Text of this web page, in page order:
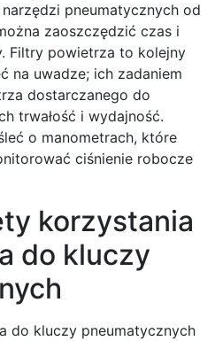
narzędzi pneumatycznych od
zaoszczędzić czas i
Filtry powietrza to kolejny
na uwadze; ich zadaniem
dostarczanego do
trwałość i wydajność.
o manometrach, które
ciśnienie robocze
korzystania
do kluczy
do kluczy pneumatycznych